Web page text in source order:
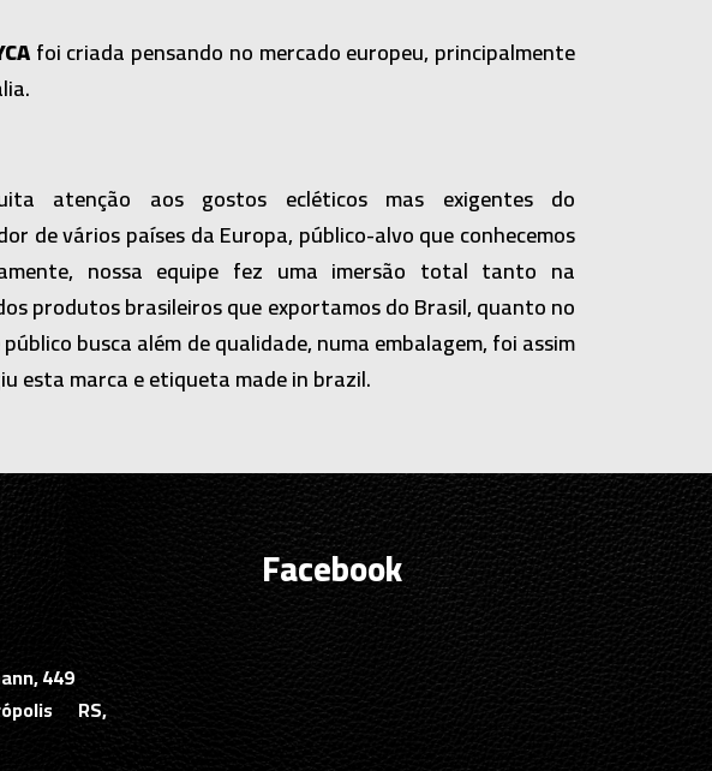
foi criada pensando no mercado europeu, principalmente
atenção aos gostos ecléticos mas exigentes do
de vários países da Europa, público-alvo que conhecemos
nossa equipe fez uma imersão total tanto na
produtos brasileiros que exportamos do Brasil, quanto no
busca além de qualidade, numa embalagem, foi assim
esta marca e etiqueta made in brazil.
449
RS,
Facebook